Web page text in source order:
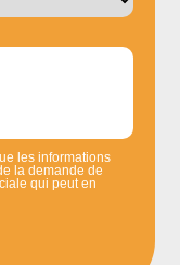
les informations
la demande de
qui peut en